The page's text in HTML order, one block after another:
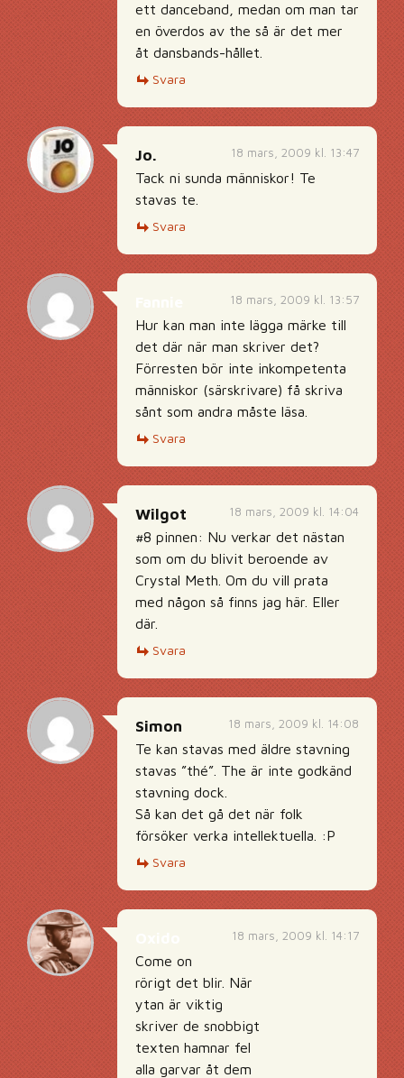
ett danceband, medan om man tar
en överdos av the så är det mer
åt dansbands-hållet.
Svara
18 mars, 2009 kl. 13:47
Jo.
Tack ni sunda människor! Te
stavas te.
Svara
18 mars, 2009 kl. 13:57
Hur kan man inte lägga märke till
det där när man skriver det?
Förresten bör inte inkompetenta
människor (särskrivare) få skriva
sånt som andra måste läsa.
Svara
18 mars, 2009 kl. 14:04
Wilgot
#8 pinnen: Nu verkar det nästan
som om du blivit beroende av
Crystal Meth. Om du vill prata
med någon så finns jag här. Eller
där.
Svara
18 mars, 2009 kl. 14:08
Simon
Te kan stavas med äldre stavning
stavas ”thé”. The är inte godkänd
stavning dock.
Så kan det gå det när folk
försöker verka intellektuella. :P
Svara
18 mars, 2009 kl. 14:17
Come on
rörigt det blir. När
ytan är viktig
skriver de snobbigt
texten hamnar fel
alla garvar åt dem